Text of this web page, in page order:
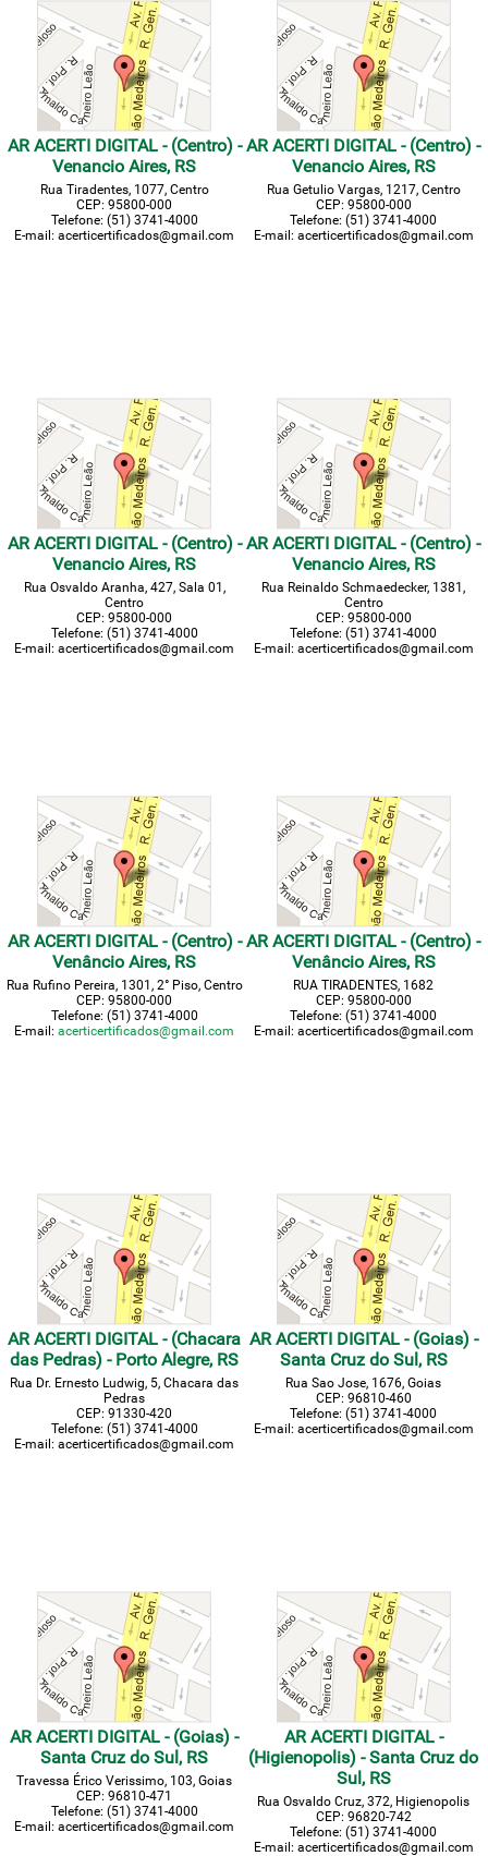
AR ACERTI DIGITAL - (Centro) -
Venancio Aires, RS
Rua Tiradentes, 1077, Centro
CEP: 95800-000
Telefone: (51) 3741-4000
E-mail: acerticertificados@gmail.com
AR ACERTI DIGITAL - (Centro) -
Venancio Aires, RS
Rua Getulio Vargas, 1217, Centro
CEP: 95800-000
Telefone: (51) 3741-4000
E-mail: acerticertificados@gmail.com
AR ACERTI DIGITAL - (Centro) -
Venancio Aires, RS
Rua Osvaldo Aranha, 427, Sala 01,
Centro
CEP: 95800-000
Telefone: (51) 3741-4000
E-mail: acerticertificados@gmail.com
AR ACERTI DIGITAL - (Centro) -
Venancio Aires, RS
Rua Reinaldo Schmaedecker, 1381,
Centro
CEP: 95800-000
Telefone: (51) 3741-4000
E-mail: acerticertificados@gmail.com
AR ACERTI DIGITAL - (Centro) -
Venâncio Aires, RS
Rua Rufino Pereira, 1301, 2° Piso, Centro
CEP: 95800-000
Telefone: (51) 3741-4000
E-mail:acerticertificados@gmail.com
AR ACERTI DIGITAL - (Centro) -
Venâncio Aires, RS
RUA TIRADENTES, 1682
CEP: 95800-000
Telefone: (51) 3741-4000
E-mail: acerticertificados@gmail.com
AR ACERTI DIGITAL - (Chacara
das Pedras) - Porto Alegre, RS
Rua Dr. Ernesto Ludwig, 5, Chacara das
Pedras
CEP: 91330-420
Telefone: (51) 3741-4000
E-mail: acerticertificados@gmail.com
AR ACERTI DIGITAL - (Goias) -
Santa Cruz do Sul, RS
Rua Sao Jose, 1676, Goias
CEP: 96810-460
Telefone: (51) 3741-4000
E-mail: acerticertificados@gmail.com
AR ACERTI DIGITAL - (Goias) -
Santa Cruz do Sul, RS
Travessa Érico Verissimo, 103, Goias
CEP: 96810-471
Telefone: (51) 3741-4000
E-mail: acerticertificados@gmail.com
AR ACERTI DIGITAL -
(Higienopolis) - Santa Cruz do
Sul, RS
Rua Osvaldo Cruz, 372, Higienopolis
CEP: 96820-742
Telefone: (51) 3741-4000
E-mail: acerticertificados@gmail.com